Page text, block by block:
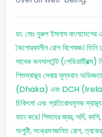
ডা. মোঃ নুরুল ইসলাম
কৈশোরকালীন রোগ বিশেষজ্ঞ।
সাবেক কনসালটেন্ট (পেডিয়াট্রিক্স)
শিশুস্বাস্থ্য সেবায় মূল্যবান
(Dhaka) এবং DCH (Ireland)
চিকিৎসা এবং প্রতিরোধমূলক
বহন করে। শিশুদের জ্বর, সর্দি, কাশি,
অপুষ্টি, সংক্রমণজনিত রোগ, ত্বকের